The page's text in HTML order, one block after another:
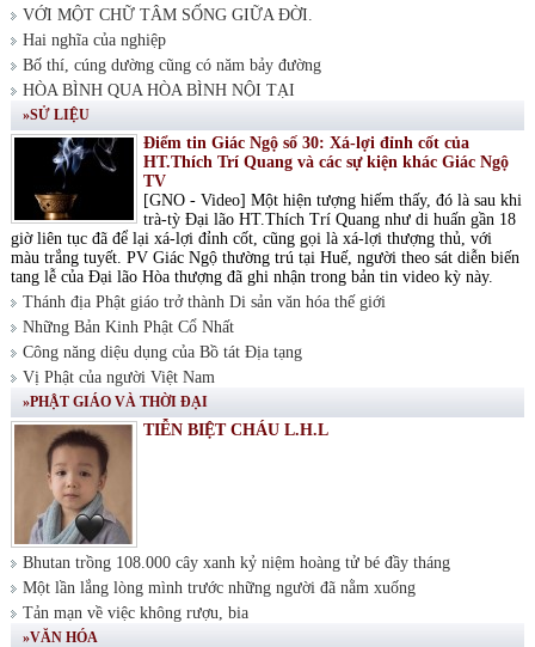
VỚI MỘT CHỮ TÂM SỐNG GIỮA ĐỜI.
Hai nghĩa của nghiệp
Bố thí, cúng dường cũng có năm bảy đường
HÒA BÌNH QUA HÒA BÌNH NỘI TẠI
»SỬ LIỆU
Điểm tin Giác Ngộ số 30: Xá-lợi đỉnh cốt của
HT.Thích Trí Quang và các sự kiện khác Giác Ngộ
TV
[GNO - Video] Một hiện tượng hiếm thấy, đó là sau khi
trà-tỳ Đại lão HT.Thích Trí Quang như di huấn gần 18
giờ liên tục đã để lại xá-lợi đỉnh cốt, cũng gọi là xá-lợi thượng thủ, với
màu trắng tuyết. PV Giác Ngộ thường trú tại Huế, người theo sát diễn biến
tang lễ của Đại lão Hòa thượng đã ghi nhận trong bản tin video kỳ này.
Thánh địa Phật giáo trở thành Di sản văn hóa thế giới
Những Bản Kinh Phật Cổ Nhất
Công năng diệu dụng của Bồ tát Địa tạng
Vị Phật của người Việt Nam
»PHẬT GIÁO VÀ THỜI ĐẠI
TIỄN BIỆT CHÁU L.H.L
Bhutan trồng 108.000 cây xanh kỷ niệm hoàng tử bé đầy tháng
Một lần lắng lòng mình trước những người đã nằm xuống
Tản mạn về việc không rượu, bia
»VĂN HÓA